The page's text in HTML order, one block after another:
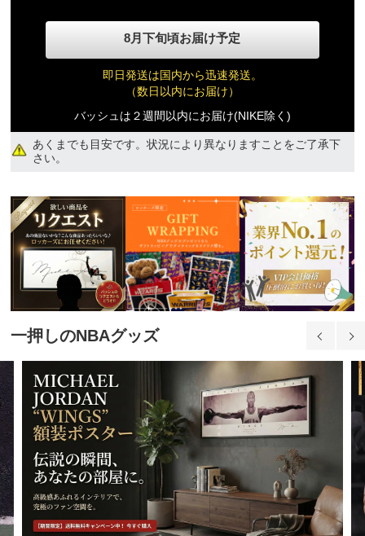
8月下旬頃お届け予定
即日発送は国内から迅速発送。
（数日以内にお届け）
バッシュは２週間以内にお届け(NIKE除く)
あくまでも目安です。状況により異なりますことをご了承下
さい。
一押しのNBAグッズ